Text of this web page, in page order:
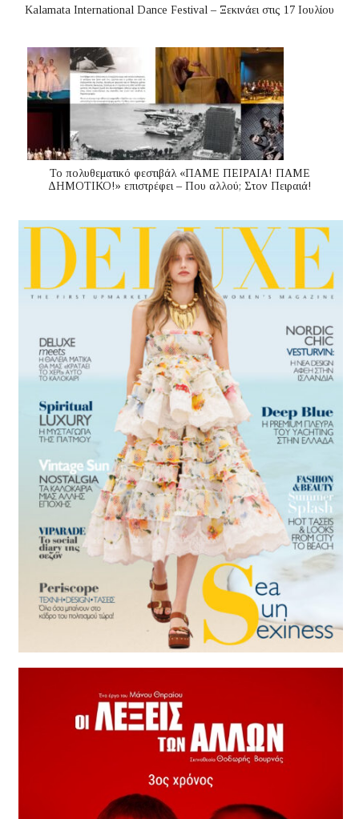
Kalamata International Dance Festival – Ξεκινάει στις 17 Ιουλίου
Το πολυθεματικό φεστιβάλ «ΠΑΜΕ ΠΕΙΡΑΙΑ! ΠΑΜΕ
ΔΗΜΟΤΙΚΟ!» επιστρέφει – Που αλλού; Στον Πειραιά!